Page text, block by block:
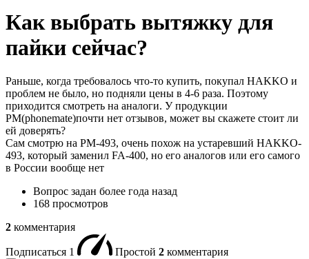
Как выбрать вытяжку для
пайки сейчас?
Раньше, когда требовалось что-то купить, покупал HAKKO и
проблем не было, но подняли цены в 4-6 раза. Поэтому
приходится смотреть на аналоги. У продукции
PM(phonemate)почти нет отзывов, может вы скажете стоит ли
ей доверять?
Сам смотрю на PM-493, очень похож на устаревший HAKKO-
493, который заменил FA-400, но его аналогов или его самого
в России вообще нет
Вопрос задан более года назад
168 просмотров
2 комментария
Подписаться 1 Простой 2 комментария